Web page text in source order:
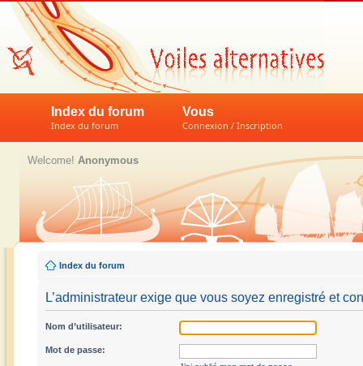
Index du forum
Index du forum
Vous
Connexion / Inscription
Welcome! Anonymous
Index du forum
L’administrateur exige que vous soyez enregistré et
Nom d’utilisateur:
Mot de passe: